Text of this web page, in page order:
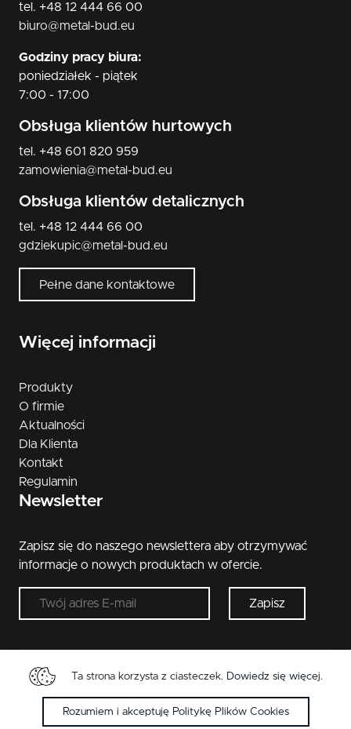
tel. +48 12 444 66 00
biuro@metal-bud.eu
Godziny pracy biura:
poniedziałek - piątek
7:00 - 17:00
Obsługa klientów hurtowych
tel. +48 601 820 959
zamowienia@metal-bud.eu
Obsługa klientów detalicznych
tel. +48 12 444 66 00
gdziekupic@metal-bud.eu
Pełne dane kontaktowe
Więcej informacji
Produkty
O firmie
Aktualności
Dla Klienta
Kontakt
Regulamin
Newsletter
Zapisz się do naszego newslettera aby otrzymywać
informacje o nowych produktach w ofercie.
Zapisz
Copyright © 2026 Metal-Bud. Wszelkie przwa
zastrzeżone.
Ta strona korzysta z ciasteczek. Dowiedz się więcej.
Rozumiem i akceptuję Politykę Plików Cookies